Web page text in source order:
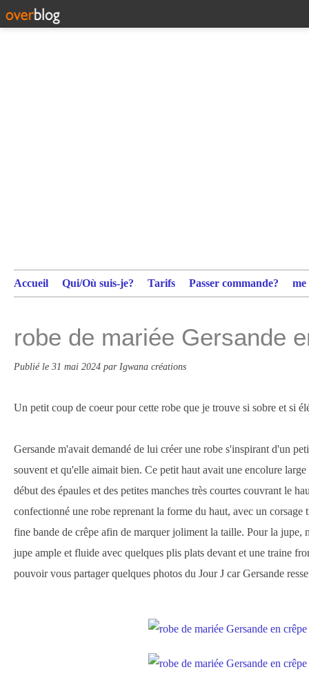
Accueil Qui/Où suis-je? Tarifs Passer commande?
robe de mariée Gersande
Publié le 31 mai 2024 par Igwana créations
Un petit coup de coeur pour cette robe que je trouve si sobre et si
Gersande m'avait demandé de lui créer une robe s'inspirant d'un
souvent et qu'elle aimait bien. Ce petit haut avait une encolure
début des épaules et des petites manches très courtes couvrant le
confectionné une robe reprenant la forme du haut, avec un corsage
fine bande de crêpe afin de marquer joliment la taille. Pour la jupe,
jupe ample et fluide avec quelques plis plats devant et une traine
pouvoir vous partager quelques photos du Jour J car Gersande